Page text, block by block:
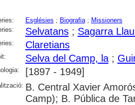
Esglésies ; Biografia; Missioners
Selvatans; Sagarra
Claretians
Selva del Camp, la;
[1897 - 1949]
B. Central Xavier
Camp); B. Pública de